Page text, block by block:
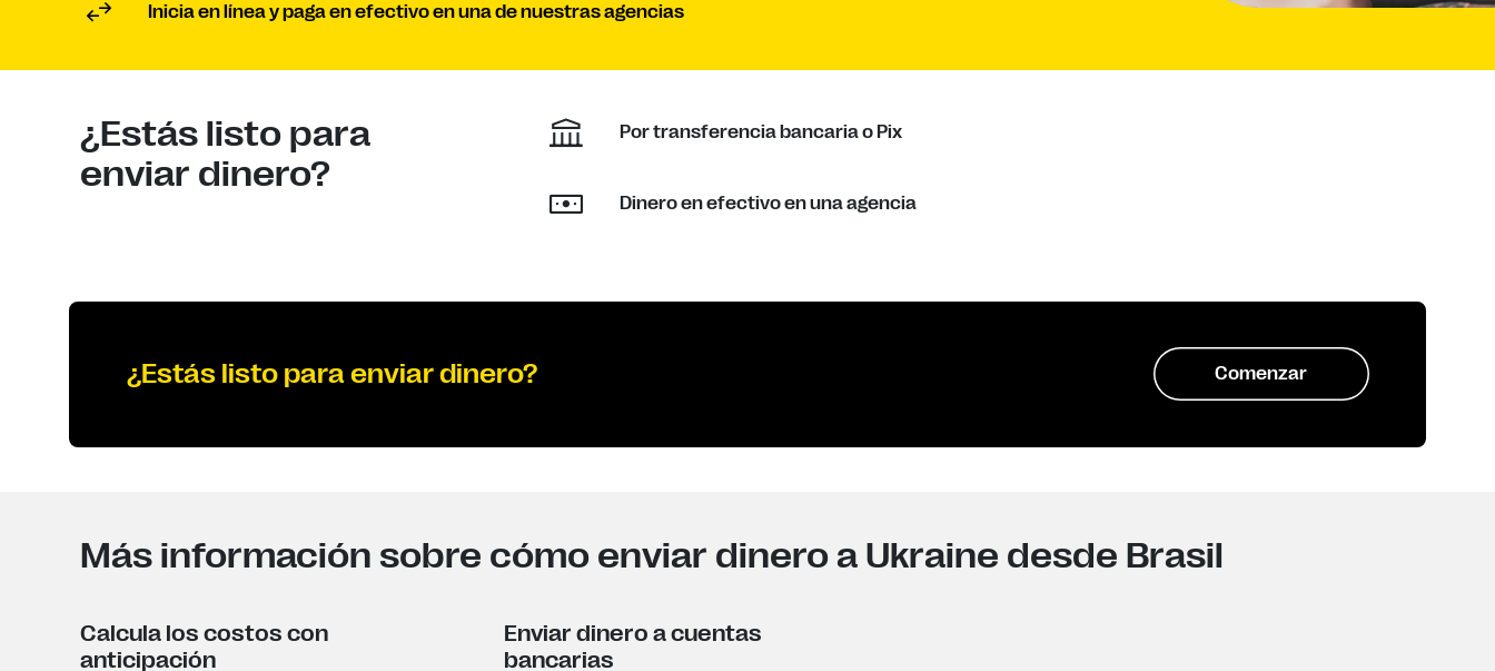
Inicia en línea y paga en efectivo en una de nuestras agencias
¿Estás listo para
enviar dinero?
Por transferencia bancaria o Pix
Dinero en efectivo en una agencia
¿Estás listo para enviar dinero? Comenzar
Más información sobre cómo enviar dinero a Ukraine desde Brasil
Calcula los costos con
anticipación
Enviar dinero a cuentas
bancarias